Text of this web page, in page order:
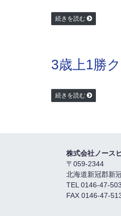
続きを読む
3歳上1勝
続きを読む
株式会社ノース
〒059-2344
北海道新冠郡新
TEL 0146-47-
FAX 0146-47-